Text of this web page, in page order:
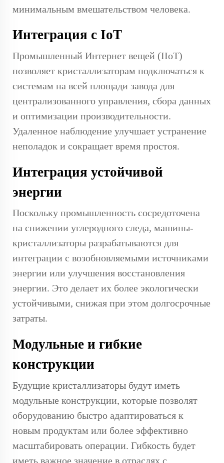
минимальным вмешательством человека.
Интеграция с IoT
Промышленный Интернет вещей (IIoT)
позволяет кристаллизаторам подключаться к
системам на всей площади завода для
централизованного управления, сбора данных
и оптимизации производительности.
Удаленное наблюдение улучшает устранение
неполадок и сокращает время простоя.
Интеграция устойчивой
энергии
Поскольку промышленность сосредоточена
на снижении углеродного следа, машины-
кристаллизаторы разрабатываются для
интеграции с возобновляемыми источниками
энергии или улучшения восстановления
энергии. Это делает их более экологически
устойчивыми, снижая при этом долгосрочные
затраты.
Модульные и гибкие
конструкции
Будущие кристаллизаторы будут иметь
модульные конструкции, которые позволят
оборудованию быстро адаптироваться к
новым продуктам или более эффективно
масштабировать операции. Гибкость будет
иметь важное значение в отраслях с